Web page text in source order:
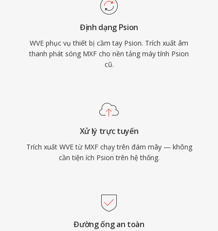
Định dạng Psion
WVE phục vụ thiết bị cầm tay Psion. Trích xuất âm
thanh phát sóng MXF cho nền tảng máy tính Psion
cũ.
Xử lý trực tuyến
Trích xuất WVE từ MXF chạy trên đám mây — không
cần tiện ích Psion trên hệ thống.
Đường ống an toàn